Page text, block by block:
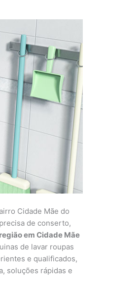
Cidade Mãe do
de conserto,
em Cidade Mãe
de lavar roupas
e qualificados,
soluções rápidas e